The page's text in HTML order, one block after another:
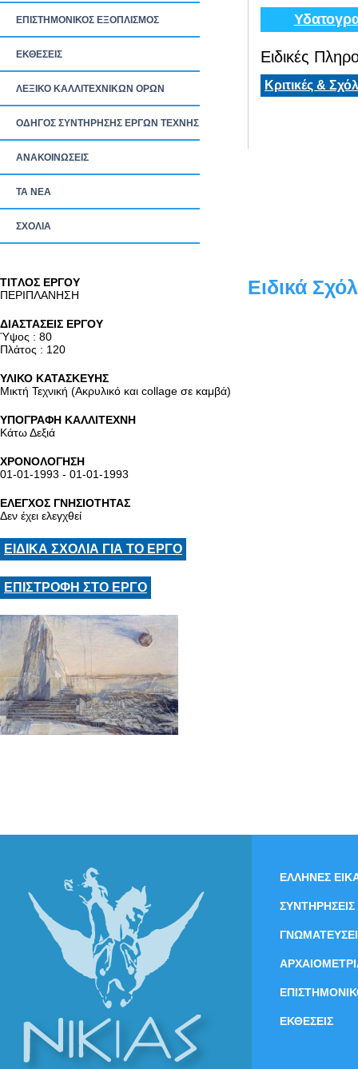
ΕΠΙΣΤΗΜΟΝΙΚΟΣ ΕΞΟΠΛΙΣΜΟΣ
ΕΚΘΕΣΕΙΣ
ΛΕΞΙΚΟ ΚΑΛΛΙΤΕΧΝΙΚΩΝ ΟΡΩΝ
ΟΔΗΓΟΣ ΣΥΝΤΗΡΗΣΗΣ ΕΡΓΩΝ ΤΕΧΝΗΣ
ΑΝΑΚΟΙΝΩΣΕΙΣ
ΤΑ ΝEΑ
ΣΧΟΛΙΑ
Ειδικές
Κριτικές &
TITΛΟΣ ΕΡΓΟΥ
ΠΕΡΙΠΛΑΝΗΣΗ
ΔΙΑΣΤΑΣΕΙΣ ΕΡΓΟΥ
Ύψος : 80
Πλάτος : 120
ΥΛΙΚΟ ΚΑΤΑΣΚΕΥΗΣ
Μικτή Τεχνική (Ακρυλικό και collage σε καμβά)
ΥΠΟΓΡΑΦΗ ΚΑΛΛΙΤΕΧΝΗ
Κάτω Δεξιά
ΧΡΟΝΟΛΟΓΗΣΗ
01-01-1993 - 01-01-1993
ΕΛΕΓΧΟΣ ΓΝΗΣΙΟΤΗΤΑΣ
Δεν έχει ελεγχθεί
ΕΙΔΙΚΑ ΣΧΟΛΙΑ ΓΙΑ ΤΟ ΕΡΓΟ
ΕΠΙΣΤΡΟΦΗ ΣΤΟ ΕΡΓΟ
Ειδικά
ΕΛΛΗΝΕΣ
ΣΥΝΤΗΡΗΣΕΙΣ
ΕΚΘΕΣΕΙΣ